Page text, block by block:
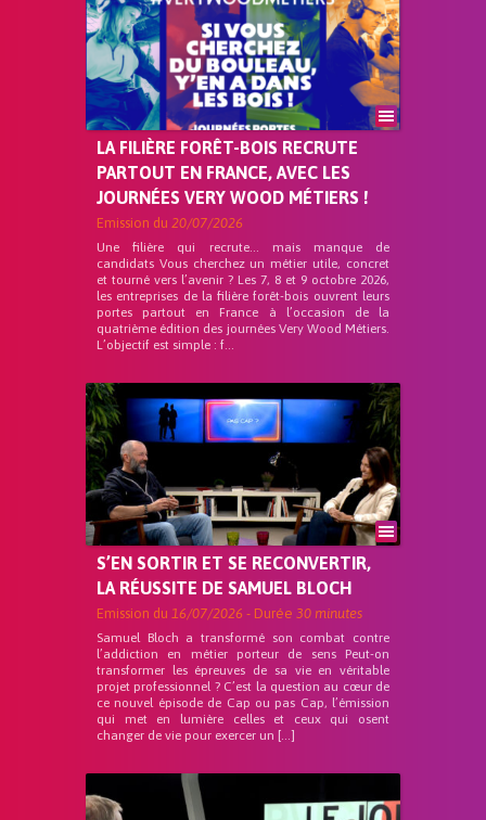
LA FILIÈRE FORÊT-BOIS RECRUTE
PARTOUT EN FRANCE, AVEC LES
JOURNÉES VERY WOOD MÉTIERS !
Emission du 20/07/2026
Une filière qui recrute… mais manque de
candidats Vous cherchez un métier utile, concret
et tourné vers l’avenir ? Les 7, 8 et 9 octobre 2026,
les entreprises de la filière forêt-bois ouvrent leurs
portes partout en France à l’occasion de la
quatrième édition des journées Very Wood Métiers.
L’objectif est simple : f...
S’EN SORTIR ET SE RECONVERTIR,
LA RÉUSSITE DE SAMUEL BLOCH
Emission du 16/07/2026 - Durée 30 minutes
Samuel Bloch a transformé son combat contre
l’addiction en métier porteur de sens Peut-on
transformer les épreuves de sa vie en véritable
projet professionnel ? C’est la question au cœur de
ce nouvel épisode de Cap ou pas Cap, l’émission
qui met en lumière celles et ceux qui osent
changer de vie pour exercer un […]